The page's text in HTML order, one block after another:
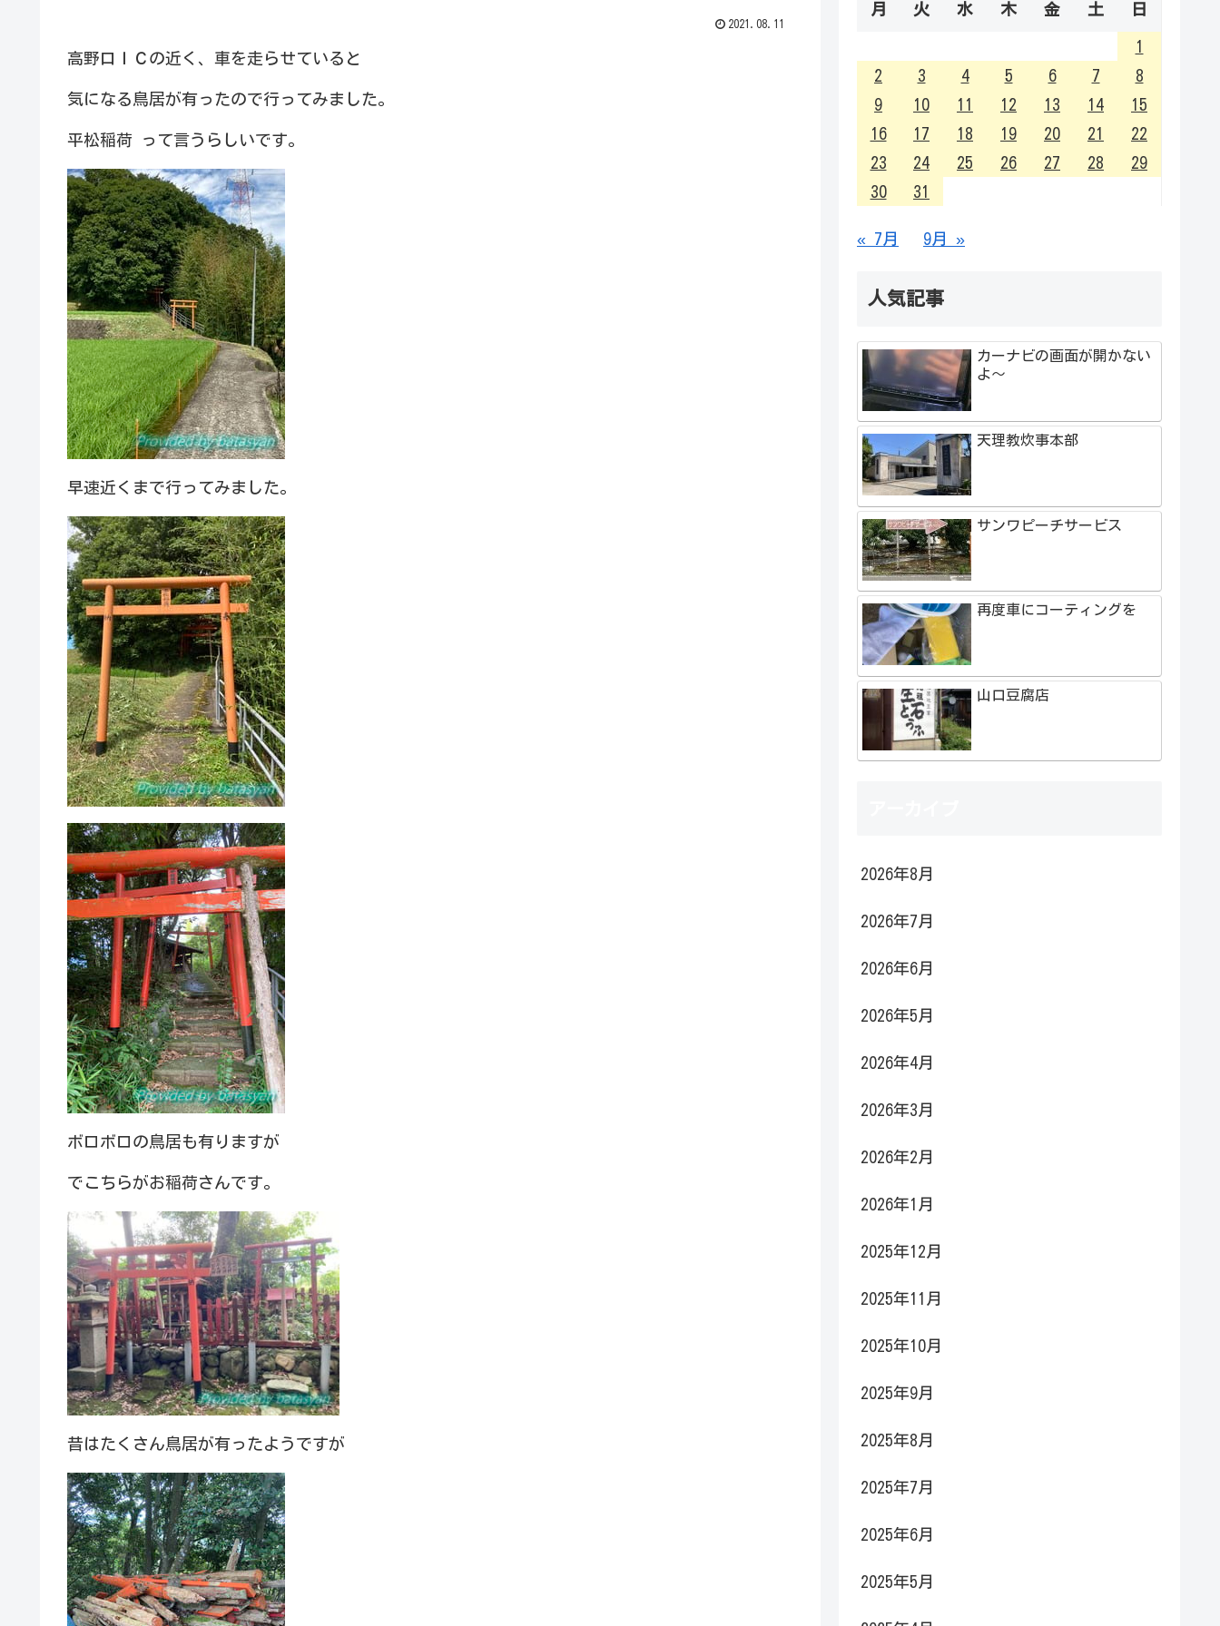
2021.08.11
高野口ＩＣの近く、車を走らせていると
気になる鳥居が有ったので行ってみました。
平松稲荷 って言うらしいです。
早速近くまで行ってみました。
ボロボロの鳥居も有りますが
でこちらがお稲荷さんです。
昔はたくさん鳥居が有ったようですが
月 火 水 木 金 土 日
1
2
3 4 5 6 7
8
9
10 11 12 13 14
15
16
17 18 19 20 21
22
23
24 25 26 27 28
29
30
31
« 7月 9月 »
人気記事
カーナビの画面が開かない
よ～
天理教炊事本部
サンワピーチサービス
再度車にコーティングを
山口豆腐店
2026年8月
2026年7月
2026年6月
2026年5月
2026年4月
2026年3月
2026年2月
2026年1月
2025年12月
2025年11月
2025年10月
2025年9月
2025年8月
2025年7月
2025年6月
2025年5月